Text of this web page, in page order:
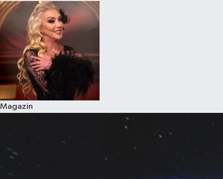
Magazin